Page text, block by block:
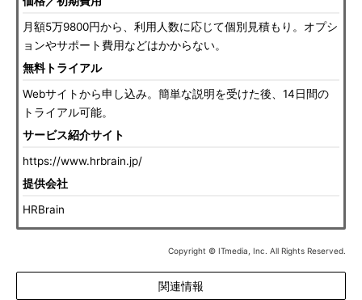
月額5万9800円から、利用人数に応じて個別見積もり。オプシ
ョンやサポート費用などはかからない。
無料トライアル
Webサイトから申し込み。簡単な説明を受けた後、14日間の
トライアル可能。
サービス紹介サイト
https://www.hrbrain.jp/
提供会社
HRBrain
Copyright © ITmedia, Inc. All Rights Reserved.
関連情報